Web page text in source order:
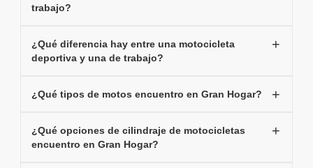
trabajo?
¿Qué diferencia hay entre una motocicleta
deportiva y una de trabajo?
¿Qué tipos de motos encuentro en Gran Hogar?
¿Qué opciones de cilindraje de motocicletas
encuentro en Gran Hogar?